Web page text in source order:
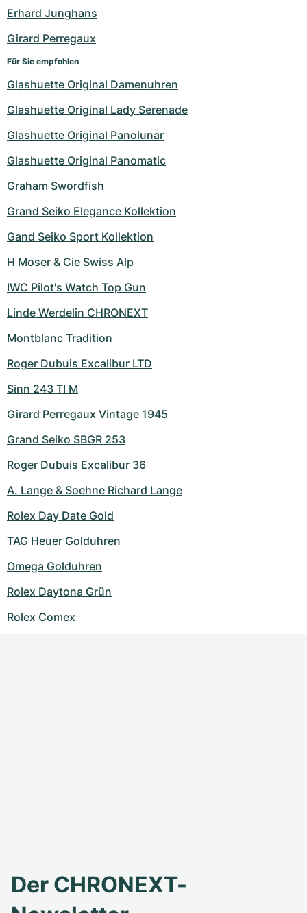
Erhard Junghans
Girard Perregaux
Für Sie empfohlen
Glashuette Original Damenuhren
Glashuette Original Lady Serenade
Glashuette Original Panolunar
Glashuette Original Panomatic
Graham Swordfish
Grand Seiko Elegance Kollektion
Gand Seiko Sport Kollektion
H Moser & Cie Swiss Alp
IWC Pilot's Watch Top Gun
Linde Werdelin CHRONEXT
Montblanc Tradition
Roger Dubuis Excalibur LTD
Sinn 243 TI M
Girard Perregaux Vintage 1945
Grand Seiko SBGR 253
Roger Dubuis Excalibur 36
A. Lange & Soehne Richard Lange
Rolex Day Date Gold
TAG Heuer Golduhren
Omega Golduhren
Rolex Daytona Grün
Rolex Comex
Der CHRONEXT-